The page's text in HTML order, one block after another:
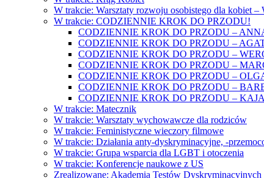
W trakcie: Warsztaty rozwoju osobistego dla kobiet
W trakcie: CODZIENNIE KROK DO PRZODU!
CODZIENNIE KROK DO PRZODU –
CODZIENNIE KROK DO PRZODU –
CODZIENNIE KROK DO PRZODU –
CODZIENNIE KROK DO PRZODU –
CODZIENNIE KROK DO PRZODU –
CODZIENNIE KROK DO PRZODU –
CODZIENNIE KROK DO PRZODU – KAJA,
W trakcie: Matecznik
W trakcie: Warsztaty wychowawcze dla rodziców
W trakcie: Feministyczne wieczory filmowe
W trakcie: Działania anty-dyskryminacyjne, -
W trakcie: Grupa wsparcia dla LGBT i otoczenia
W trakcie: Konferencje naukowe z US
Zrealizowane: Akademia Testów Dyskryminacyjnych